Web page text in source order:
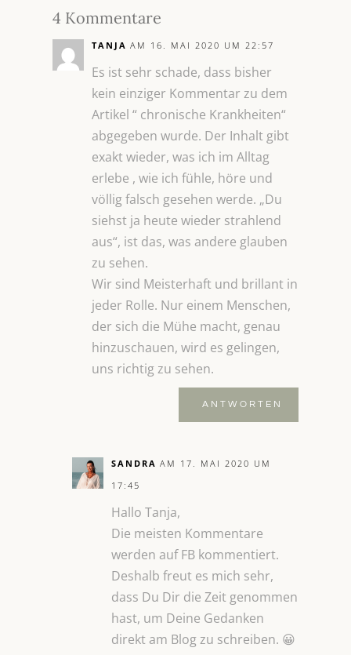
4 Kommentare
TANJA AM 16. MAI 2020 UM 22:57
Es ist sehr schade, dass bisher
kein einziger Kommentar zu dem
Artikel “ chronische Krankheiten“
abgegeben wurde. Der Inhalt gibt
exakt wieder, was ich im Alltag
erlebe , wie ich fühle, höre und
völlig falsch gesehen werde. „Du
siehst ja heute wieder strahlend
aus“, ist das, was andere glauben
zu sehen.
Wir sind Meisterhaft und brillant in
jeder Rolle. Nur einem Menschen,
der sich die Mühe macht, genau
hinzuschauen, wird es gelingen,
uns richtig zu sehen.
ANTWORTEN
SANDRA AM 17. MAI 2020 UM
17:45
Hallo Tanja,
Die meisten Kommentare
werden auf FB kommentiert.
Deshalb freut es mich sehr,
dass Du Dir die Zeit genommen
hast, um Deine Gedanken
direkt am Blog zu schreiben. 😀